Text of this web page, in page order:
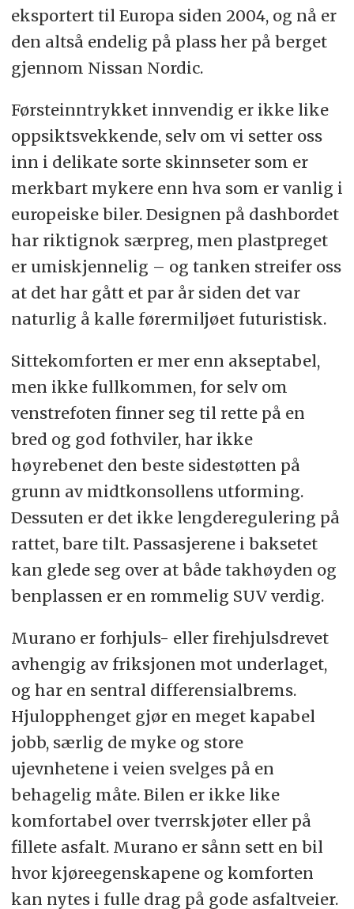
eksportert til Europa siden 2004, og nå er
den altså endelig på plass her på berget
gjennom Nissan Nordic.
Førsteinntrykket innvendig er ikke like
oppsiktsvekkende, selv om vi setter oss
inn i delikate sorte skinnseter som er
merkbart mykere enn hva som er vanlig i
europeiske biler. Designen på dashbordet
har riktignok særpreg, men plastpreget
er umiskjennelig – og tanken streifer oss
at det har gått et par år siden det var
naturlig å kalle førermiljøet futuristisk.
Sittekomforten er mer enn akseptabel,
men ikke fullkommen, for selv om
venstrefoten finner seg til rette på en
bred og god fothviler, har ikke
høyrebenet den beste sidestøtten på
grunn av midtkonsollens utforming.
Dessuten er det ikke lengderegulering på
rattet, bare tilt. Passasjerene i baksetet
kan glede seg over at både takhøyden og
benplassen er en rommelig SUV verdig.
Murano er forhjuls- eller firehjulsdrevet
avhengig av friksjonen mot underlaget,
og har en sentral differensialbrems.
Hjulopphenget gjør en meget kapabel
jobb, særlig de myke og store
ujevnhetene i veien svelges på en
behagelig måte. Bilen er ikke like
komfortabel over tverrskjøter eller på
fillete asfalt. Murano er sånn sett en bil
hvor kjøreegenskapene og komforten
kan nytes i fulle drag på gode asfaltveier.